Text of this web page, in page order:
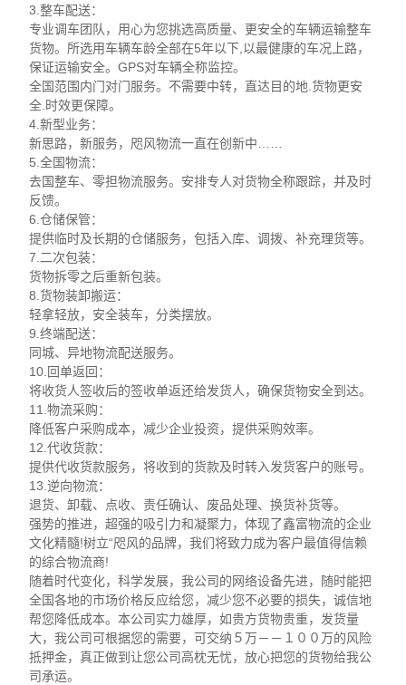
3.整车配送：
专业调车团队，用心为您挑选高质量、更安全的车辆运输整车
货物。所选用车辆车龄全部在5年以下,以最健康的车况上路，
保证运输安全。GPS对车辆全称监控。
全国范围内门对门服务。不需要中转，直达目的地.货物更安
全.时效更保障。
4.新型业务：
新思路，新服务，咫风物流一直在创新中……
5.全国物流：
去国整车、零担物流服务。安排专人对货物全称跟踪，并及时
反馈。
6.仓储保管：
提供临时及长期的仓储服务，包括入库、调拨、补充理货等。
7.二次包装：
货物拆零之后重新包装。
8.货物装卸搬运：
轻拿轻放，安全装车，分类摆放。
9.终端配送：
同城、异地物流配送服务。
10.回单返回：
将收货人签收后的签收单返还给发货人，确保货物安全到达。
11.物流采购：
降低客户采购成本，减少企业投资，提供采购效率。
12.代收货款：
提供代收货款服务，将收到的货款及时转入发货客户的账号。
13.逆向物流：
退货、卸载、点收、责任确认、废品处理、换货补货等。
强势的推进，超强的吸引力和凝聚力，体现了鑫富物流的企业
文化精髓!树立“咫风的品牌，我们将致力成为客户最值得信赖
的综合物流商!
随着时代变化，科学发展，我公司的网络设备先进，随时能把
全国各地的市场价格反应给您，减少您不必要的损失，诚信地
帮您降低成本。本公司实力雄厚，如贵方货物贵重，发货量
大，我公司可根据您的需要，可交纳５万－－１００万的风险
抵押金，真正做到让您公司高枕无忧，放心把您的货物给我公
司承运。